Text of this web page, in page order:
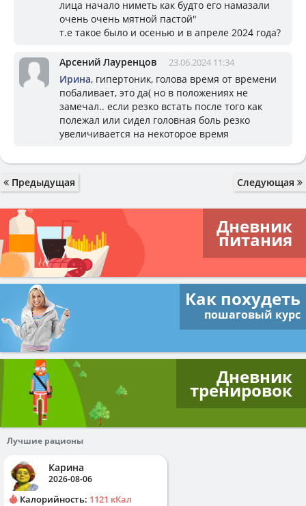
лица начало ниметь как будто его намазали
очень очень мятной пастой"
т.е такое было и осенью и в апреле 2024 года?
Арсений Лауренцов 23.06.2024 11:34
Ирина, гипертоник, голова время от времени
побаливает, это да( но в положениях не
замечал.. если резко встать после того как
полежал или сидел головная боль резко
увеличивается на некоторое время
Предыдущая Следующая
Дневник
питания
Как похудеть
пошаговый курс
Дневник
тренировок
Лучшие рационы
Карина
2026-08-06
Калорийность: 1121 кКал